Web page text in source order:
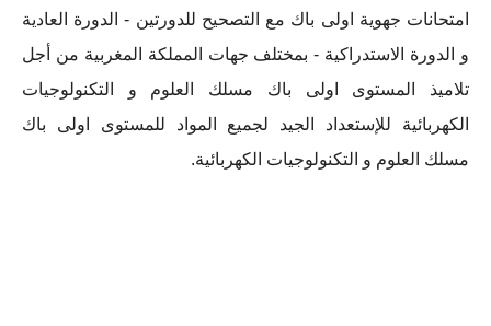
امتحانات جهوية اولى باك مع التصحيح للدورتين - الدورة العادية
و الدورة الاستدراكية - بمختلف جهات المملكة المغربية من أجل
تلاميذ المستوى اولى باك مسلك العلوم و التكنولوجيات
الكهربائية للإستعداد الجيد لجميع المواد للمستوى
اولى باك
مسلك العلوم و التكنولوجيات الكهربائية.